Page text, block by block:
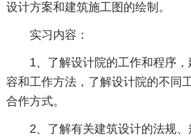
设计方案和建筑施工图的绘制。
实习内容：
1、了解设计院的工作和程序
容和工作方法，了解设计院的不同
合作方式。
2、了解有关建筑设计的法规